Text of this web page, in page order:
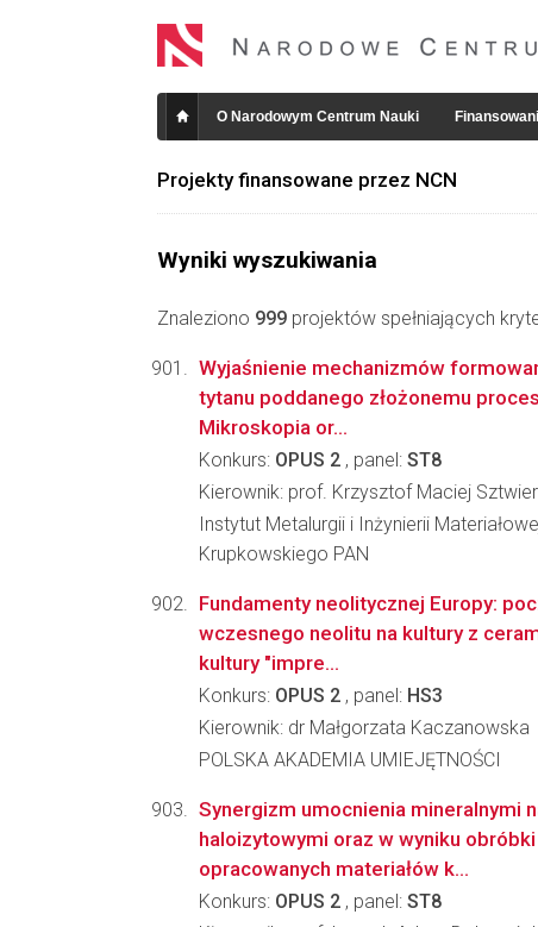
O Narodowym Centrum Nauki
Projekty finansowane przez NCN
Wyniki wyszukiwania
Znaleziono 999 projektów spełniających
Wyjaśnienie mechanizmów
tytanu poddanego złożonemu
Mikroskopia or...
Konkurs: OPUS 2 , panel: ST8
Kierownik: prof. Krzysztof Maciej
Instytut Metalurgii i Inżynierii
Krupkowskiego PAN
Fundamenty neolitycznej Europy:
wczesnego neolitu na kultury z
kultury "impre...
Konkurs: OPUS 2 , panel: HS3
Kierownik: dr Małgorzata Kaczanowska
POLSKA AKADEMIA UMIEJĘTNOŚCI
Synergizm umocnienia mineralnymi
haloizytowymi oraz w wyniku
opracowanych materiałów k...
Konkurs: OPUS 2 , panel: ST8